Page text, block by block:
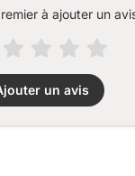
à ajouter un
un avis